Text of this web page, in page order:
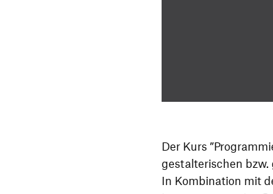
Der Kurs
gestalterischen
In Kombination mit